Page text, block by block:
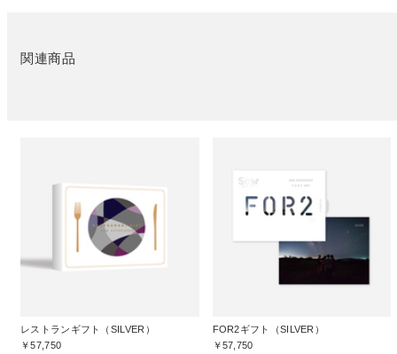
関連商品
レストランギフト（SILVER）
￥57,750
FOR2ギフト（SILVER）
￥57,750